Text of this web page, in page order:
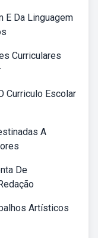
E Da Linguagem
Curriculares
Curriculo Escolar
A
De
Artísticos